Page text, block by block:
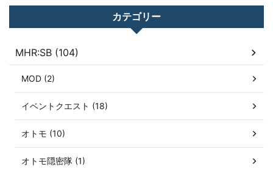
カテゴリー
MHR:SB (104)
MOD (2)
イベントクエスト (18)
オトモ (10)
オトモ隠密隊 (1)